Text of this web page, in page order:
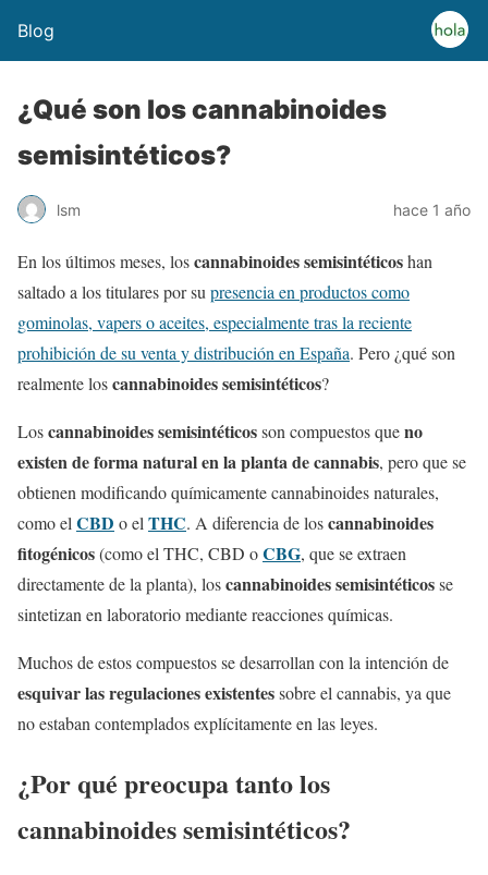
Blog
¿Qué son los cannabinoides
semisintéticos?
lsm hace 1 año
En los últimos meses, loscannabinoides semisintéticoshan
saltado a los titulares por su presencia en productos como
gominolas, vapers o aceites, especialmente tras la reciente
prohibición de su venta y distribución en España. Pero ¿qué son
realmente loscannabinoides semisintéticos?
Loscannabinoides semisintéticosson compuestos queno
existen de forma natural en la planta de cannabis, pero que se
obtienen modificando químicamente cannabinoides naturales,
como el CBD o el THC. A diferencia de loscannabinoides
fitogénicos(como el THC, CBD oCBG, que se extraen
directamente de la planta), loscannabinoides semisintéticosse
sintetizan en laboratorio mediante reacciones químicas.
Muchos de estos compuestos se desarrollan con la intención de
esquivar las regulaciones existentessobre el cannabis, ya que
no estaban contemplados explícitamente en las leyes.
¿Por qué preocupa tanto los
cannabinoides semisintéticos?